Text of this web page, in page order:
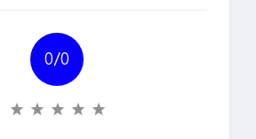
0/0